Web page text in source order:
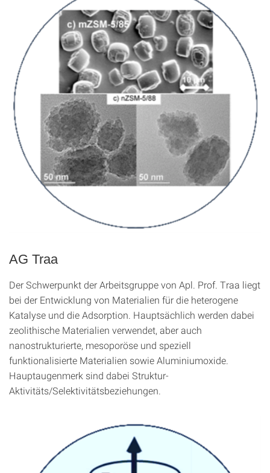
AG Traa
Der Schwerpunkt der Arbeitsgruppe von Apl. Prof. Traa liegt
bei der Entwicklung von Materialien für die heterogene
Katalyse und die Adsorption. Hauptsächlich werden dabei
zeolithische Materialien verwendet, aber auch
nanostrukturierte, mesoporöse und speziell
funktionalisierte Materialien sowie Aluminiumoxide.
Hauptaugenmerk sind dabei Struktur-
Aktivitäts/Selektivitätsbeziehungen.